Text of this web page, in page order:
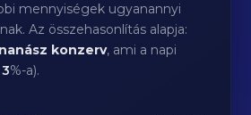
mennyiségek ugyanannyi
Az összehasonlítás alapja:
konzerv, ami a napi
3%-a).